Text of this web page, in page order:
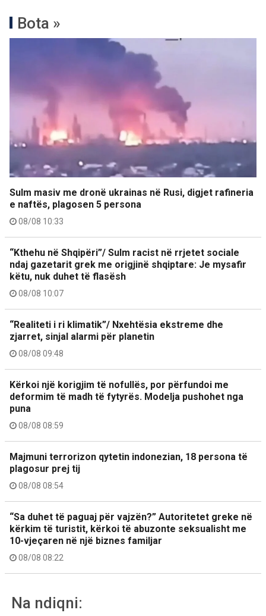
Bota »
Sulm masiv me dronë ukrainas në Rusi, digjet rafineria
e naftës, plagosen 5 persona
08/08 10:33
“Kthehu në Shqipëri”/ Sulm racist në rrjetet sociale
ndaj gazetarit grek me origjinë shqiptare: Je mysafir
këtu, nuk duhet të flasësh
08/08 10:07
“Realiteti i ri klimatik”/ Nxehtësia ekstreme dhe
zjarret, sinjal alarmi për planetin
08/08 09:48
Kërkoi një korigjim të nofullës, por përfundoi me
deformim të madh të fytyrës. Modelja pushohet nga
puna
08/08 08:59
Majmuni terrorizon qytetin indonezian, 18 persona të
plagosur prej tij
08/08 08:54
“Sa duhet të paguaj për vajzën?” Autoritetet greke në
kërkim të turistit, kërkoi të abuzonte seksualisht me
10-vjeçaren në një biznes familjar
08/08 08:22
Na ndiqni: